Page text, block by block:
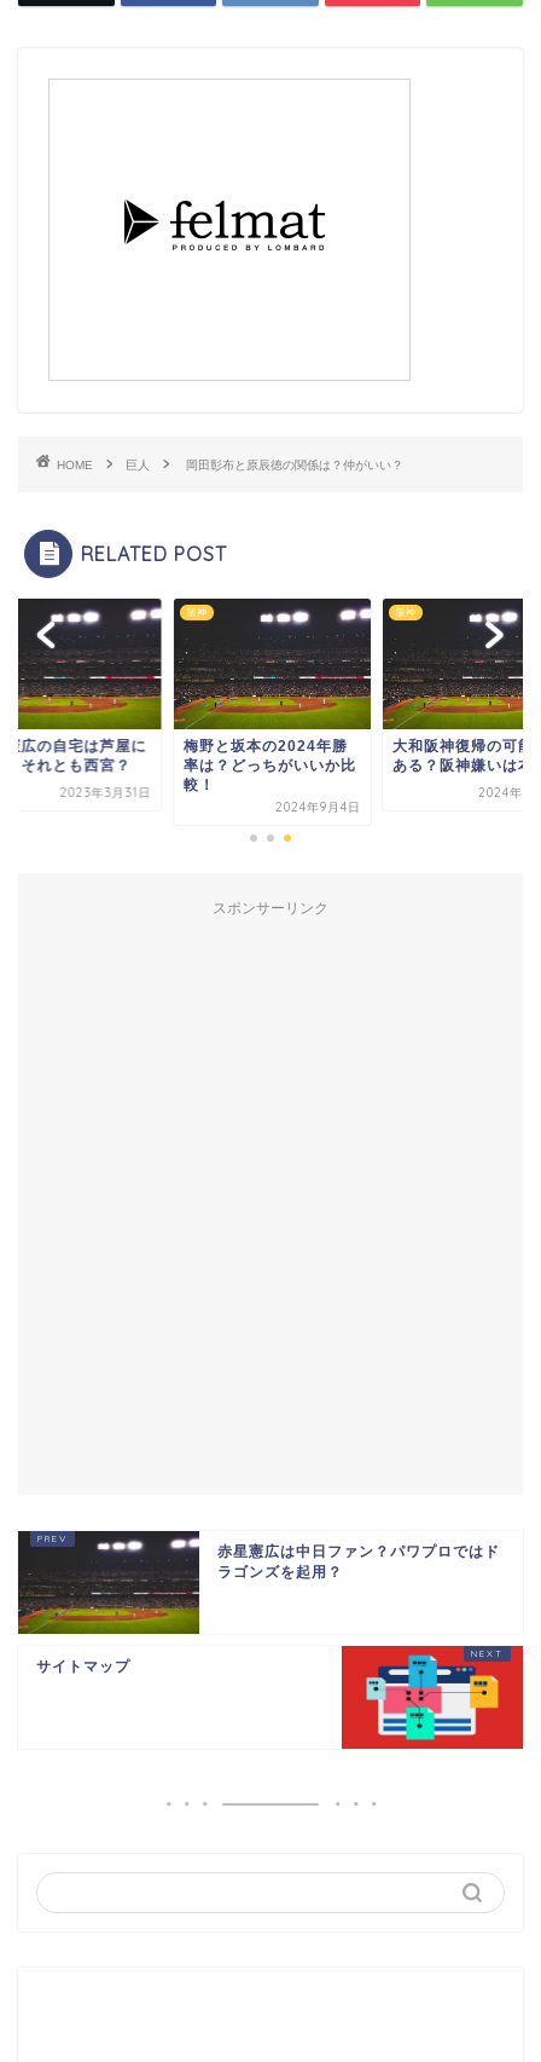
HOME 巨人 岡田彰布と原辰徳の関係は？仲がいい？
RELATED POST
憲広の自宅は芦屋に
？それとも西宮？
2023年3月31日
阪神
梅野と坂本の2024年勝
率は？どっちがいいか比
較！
2024年9月4日
阪神
大和阪神復帰の可能
ある？阪神嫌いは本
2024年9
スポンサーリンク
赤星憲広は中日ファン？パワプロではド
ラゴンズを起用？
サイトマップ